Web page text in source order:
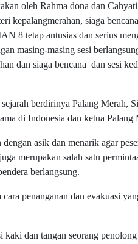
oleh Rahma dona dan
kepalangmerahan, siaga
8 tetap antusias dan serius
masing-masing sesi
dan siaga bencana dan sesi
berdirinya Palang Merah,
di Indonesia dan ketua
asik dan menarik agar
merupakan salah satu
berlangsung.
penanganan dan evakuasi
kaki dan tangan seorang